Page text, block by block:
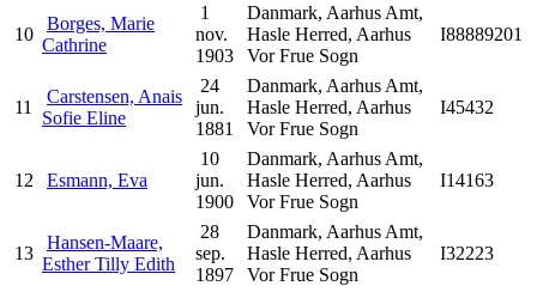
10
Borges, Marie
Cathrine
1
nov.
1903
Danmark, Aarhus Amt,
Hasle Herred, Aarhus
Vor Frue Sogn
I88889201
11
Carstensen, Anais
Sofie Eline
24
jun.
1881
Danmark, Aarhus Amt,
Hasle Herred, Aarhus
Vor Frue Sogn
I45432
12 Esmann, Eva
10
jun.
1900
Danmark, Aarhus Amt,
Hasle Herred, Aarhus
Vor Frue Sogn
I14163
13
Hansen-Maare,
Esther Tilly Edith
28
sep.
1897
Danmark, Aarhus Amt,
Hasle Herred, Aarhus
Vor Frue Sogn
I32223